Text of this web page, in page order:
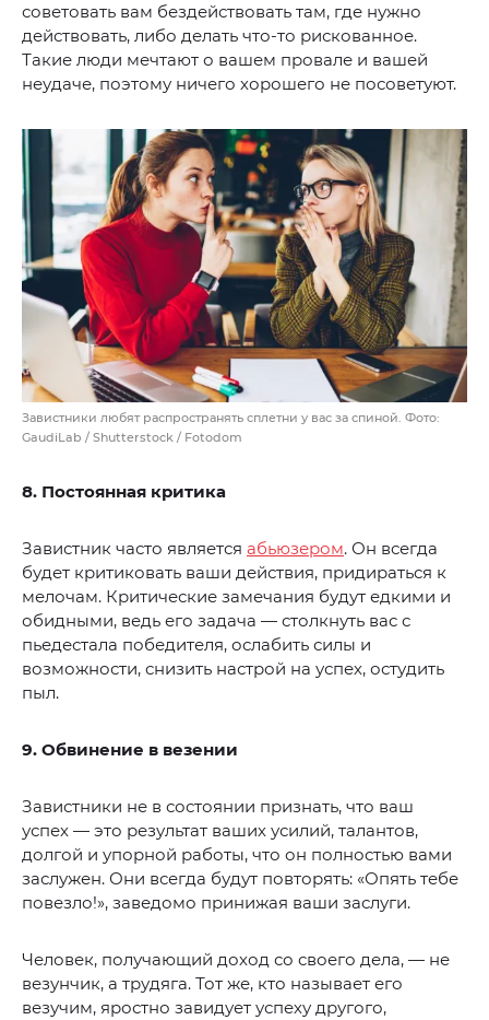
советовать вам бездействовать там, где нужно
действовать, либо делать что-то рискованное.
Такие люди мечтают о вашем провале и вашей
неудаче, поэтому ничего хорошего не посоветуют.
Завистники любят распространять сплетни у вас за спиной. Фото:
GaudiLab / Shutterstock / Fotodom
8. Постоянная критика
Завистник часто является абьюзером. Он всегда
будет критиковать ваши действия, придираться к
мелочам. Критические замечания будут едкими и
обидными, ведь его задача — столкнуть вас с
пьедестала победителя, ослабить силы и
возможности, снизить настрой на успех, остудить
пыл.
9. Обвинение в везении
Завистники не в состоянии признать, что ваш
успех — это результат ваших усилий, талантов,
долгой и упорной работы, что он полностью вами
заслужен. Они всегда будут повторять: «Опять тебе
повезло!», заведомо принижая ваши заслуги.
Человек, получающий доход со своего дела, — не
везунчик, а трудяга. Тот же, кто называет его
везучим, яростно завидует успеху другого,